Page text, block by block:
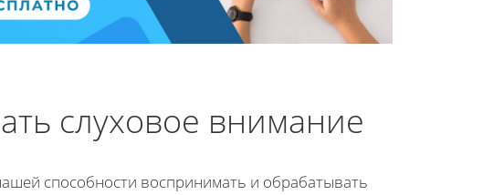
слуховое внимание
способности воспринимать и обрабатывать